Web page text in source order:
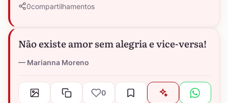
0compartilhamentos
Não existe amor sem alegria e vice-versa!
Marianna Moreno
0